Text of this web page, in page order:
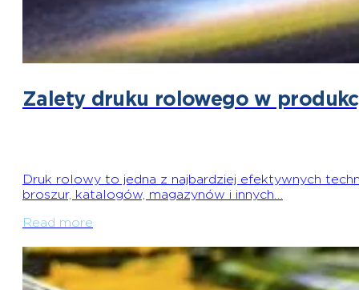
Zalety druku rolowego w
Druk rolowy to jedna z najbardziej efektywnych
broszur, katalogów, magazynów i innych…
Read more